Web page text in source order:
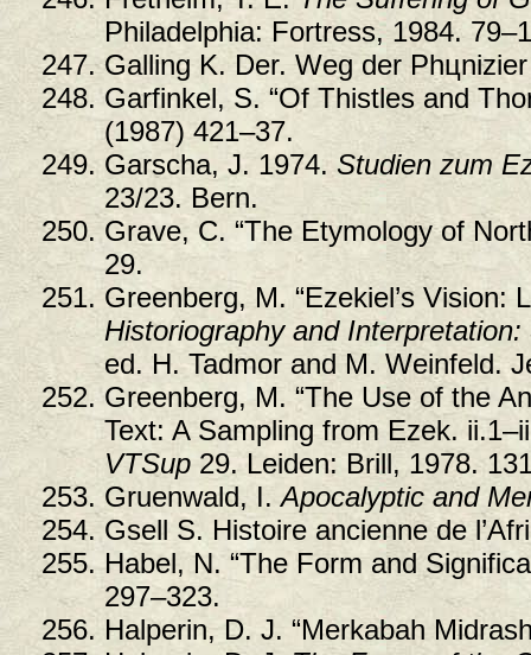
Philadelphia: Fortress, 1984.
Galling K. Der. Weg der
Garfinkel, S. “Of Thistles and
(1987) 421–37.
Garscha, J. 1974. Studien zum
23/23. Bern.
Grave, C. “The Etymology of
29.
Greenberg, M. “Ezekiel’s
Historiography and
ed. H. Tadmor and M. Weinfeld.
Greenberg, M. “The Use of the
Text: A Sampling from Ezek.
VTSup 29. Leiden: Brill, 1978.
Gruenwald, I.Apocalyptic and
Gsell S. Histoire ancienne de
Habel, N. “The Form and
297–323.
Halperin, D. J. “Merkabah